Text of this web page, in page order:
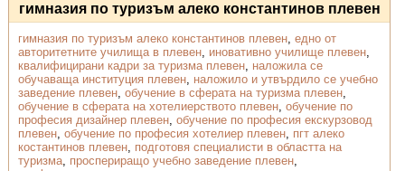
гимназия по туризъм алеко константинов плевен
гимназия по туризъм алеко константинов плевен, едно от
авторитетните училища в плевен, иновативно училище плевен,
квалифицирани кадри за туризма плевен, наложила се
обучаваща институция плевен, наложило и утвърдило се учебно
заведение плевен, обучение в сферата на туризма плевен,
обучение в сферата на хотелиерството плевен, обучение по
професия дизайнер плевен, обучение по професия екскурзовод
плевен, обучение по професия хотелиер плевен, пгт алеко
костантинов плевен, подготовя специалисти в областта на
туризма, проспериращо учебно заведение плевен,